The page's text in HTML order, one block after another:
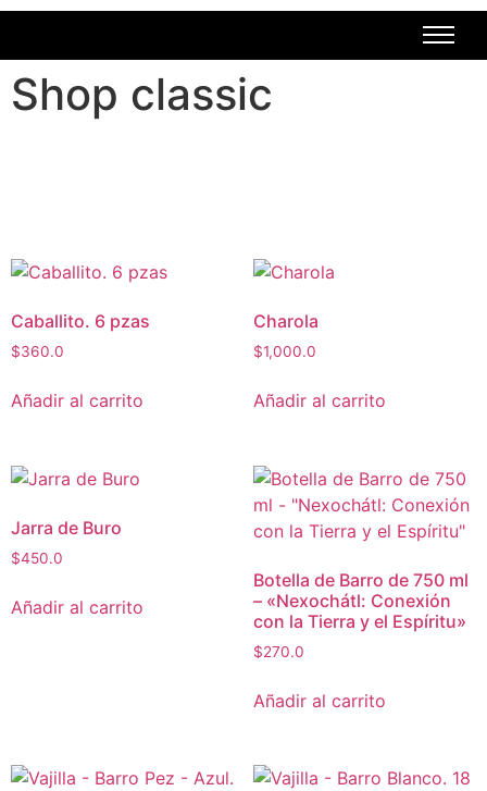
Shop classic
Caballito. 6 pzas
$360.0
Añadir al carrito
Charola
$1,000.0
Añadir al carrito
Jarra de Buro
$450.0
Añadir al carrito
Botella de Barro de 750 ml
– «Nexochátl: Conexión
con la Tierra y el Espíritu»
$270.0
Añadir al carrito